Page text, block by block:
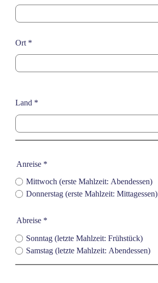
Ort *
Land *
Anreise *
Mittwoch (erste Mahlzeit: Abendessen)
Donnerstag (erste Mahlzeit: Mittagessen)
Abreise *
Sonntag (letzte Mahlzeit: Frühstück)
Samstag (letzte Mahlzeit: Abendessen)